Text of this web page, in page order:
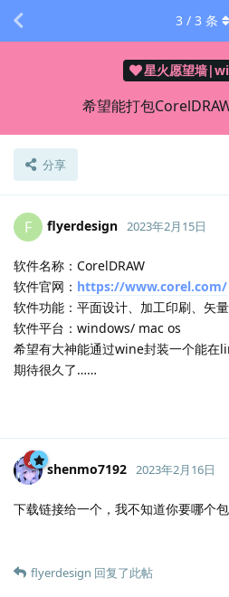
星火愿望墙
希望能打包
分享
3 / 3 条
F flyerdesign 2023年2月15日
软件名称：CorelDRAW
软件官网： https://www.corel.com/
软件功能：平面设计、加工印刷、矢
软件平台：windows/ mac os
希望有大神能通过wine封装一个能
期待很久了……
shenmo7192 2023年2月16日
下载链接给一个，我不知道你要哪个包
flyerdesign 回复了此帖